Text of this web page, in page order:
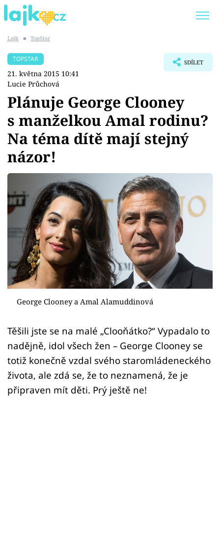
SHOPAHOLICADEL
Témata
Showbyznys
Youtubeři
Virály
Sex a vztahy
Videa
Sledujte prima+
Přihlášení
Sledujte nás
Lajk ■ TopStar
TOPSTAR
21. května 2015 10:41
Lucie Průchová
SDÍLET
Plánuje George Clooney
s manželkou Amal rodinu?
Na téma dítě mají stejný
názor!
George Clooney a Amal Alamuddinová
Těšili jste se na malé „Clooňátko?“ Vypadalo to
nadějně, idol všech žen – George Clooney se
totiž konečně vzdal svého staromládeneckého
života, ale zdá se, že to neznamená, že je
připraven mít děti. Prý ještě ne!